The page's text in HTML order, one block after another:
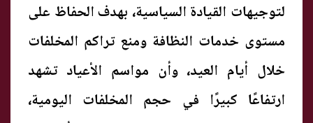
لتوجيهات القيادة السياسية، بهدف الحفاظ على
مستوى خدمات النظافة ومنع تراكم المخلفات
خلال أيام العيد، وأن مواسم الأعياد تشهد
ارتفاعًا كبيرًا في حجم المخلفات اليومية،